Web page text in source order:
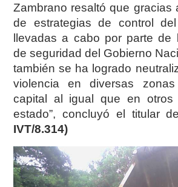
Zambrano resaltó que gracias
de estrategias de control
llevadas a cabo por parte de
de seguridad del Gobierno
también se ha logrado
violencia en diversas
capital al igual que en otros
estado”, concluyó el titular
IVT/8.314)